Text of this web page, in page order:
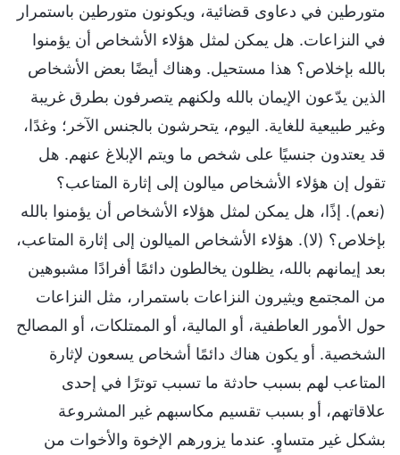
متورطين في دعاوى قضائية، ويكونون متورطين باستمرار
في النزاعات. هل يمكن لمثل هؤلاء الأشخاص أن يؤمنوا
بالله بإخلاص؟ هذا مستحيل. وهناك أيضًا بعض الأشخاص
الذين يدّعون الإيمان بالله ولكنهم يتصرفون بطرق غريبة
وغير طبيعية للغاية. اليوم، يتحرشون بالجنس الآخر؛ وغدًا،
قد يعتدون جنسيًا على شخص ما ويتم الإبلاغ عنهم. هل
تقول إن هؤلاء الأشخاص ميالون إلى إثارة المتاعب؟
(نعم). إذًا، هل يمكن لمثل هؤلاء الأشخاص أن يؤمنوا بالله
بإخلاص؟ (لا). هؤلاء الأشخاص الميالون إلى إثارة المتاعب،
بعد إيمانهم بالله، يظلون يخالطون دائمًا أفرادًا مشبوهين
من المجتمع ويثيرون النزاعات باستمرار، مثل النزاعات
حول الأمور العاطفية، أو المالية، أو الممتلكات، أو المصالح
الشخصية. أو يكون هناك دائمًا أشخاص يسعون لإثارة
المتاعب لهم بسبب حادثة ما تسبب توترًا في إحدى
علاقاتهم، أو بسبب تقسيم مكاسبهم غير المشروعة
بشكل غير متساوٍ. عندما يزورهم الإخوة والأخوات من